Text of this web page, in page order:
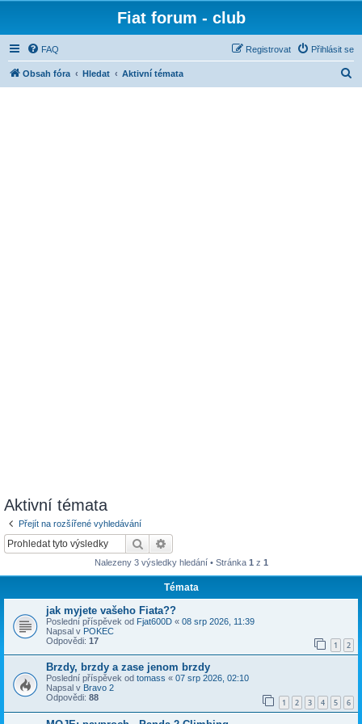
Fiat forum - club
FAQ Přihlásit se
Registrovat
Obsah fóra Hledat Aktivní témata
Aktivní témata
Přejít na rozšířené vyhledávání
Hledat
Nalezeny 3 výsledky hledání • Stránka 1 z 1
Témata
jak myjete vašeho Fiata??
Poslední příspěvek od Fjat600D « 08 srp 2026, 11:39
Napsal v POKEC
Odpovědi: 17 1 2
Brzdy, brzdy a zase jenom brzdy
Poslední příspěvek od tomass « 07 srp 2026, 02:10
Napsal v Bravo 2
Odpovědi: 88 1 2 3 4 5 6